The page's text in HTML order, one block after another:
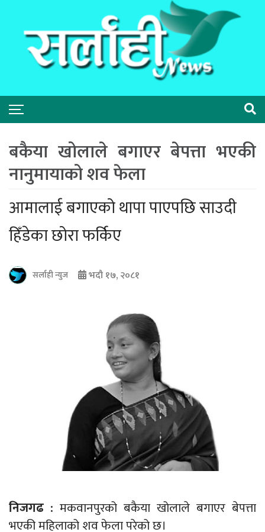
बकैया खोलाले बगाएर बेपत्ता भएकी
नानुमायाको शव फेला
आमालाई बगाएको थापा पाएपछि साउदी
हिँडेका छोरा फर्किए
सर्लाही न्युज भदौ १७, २०८१
निजगढ : मकवानपुरको बकैया खोलाले बगाएर बेपत्ता
भएकी महिलाको शव फेला परेको छ।